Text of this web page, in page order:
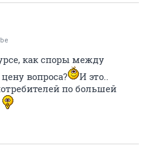
как споры между
вопроса?
И это..
по большей